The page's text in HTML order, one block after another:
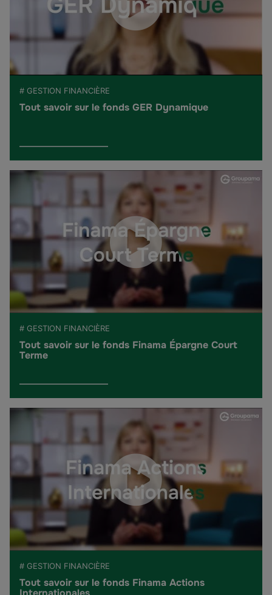
# GESTION FINANCIÈRE
Tout savoir sur le fonds GER Dynamique
# GESTION FINANCIÈRE
Tout savoir sur le fonds Finama Épargne Court
Terme
# GESTION FINANCIÈRE
Tout savoir sur le fonds Finama Actions